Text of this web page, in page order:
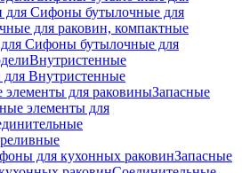
для Сифоны бутылочные для
для раковин, компактные
для Сифоны бутылочные для
Внутристенные
для Внутристенные
элементы для раковиныЗапасные
элементы для
для кухонных раковинЗапасные